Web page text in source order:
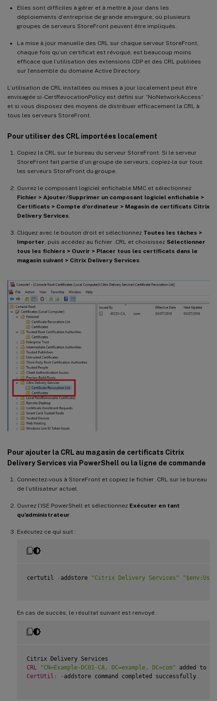
Elles sont difficiles à gérer et à mettre à jour dans les
déploiements d’entreprise de grande envergure, où plusieurs
groupes de serveurs StoreFront peuvent être impliqués.
La mise à jour manuelle des CRL sur chaque serveur StoreFront,
chaque fois qu’un certificat est révoqué, est beaucoup moins
efficace que l’utilisation des extensions CDP et des CRL publiées
sur l’ensemble du domaine Active Directory.
L’utilisation de CRL installées ou mises à jour localement peut être
envisagée si -CertRevocationPolicy est défini sur “NoNetworkAccess”
et si vous disposez des moyens de distribuer efficacement la CRL à
tous les serveurs StoreFront.
Pour utiliser des CRL importées localement
Copiez la CRL sur le bureau du serveur StoreFront. Si le serveur
StoreFront fait partie d’un groupe de serveurs, copiez-la sur tous
les serveurs StoreFront du groupe.
Ouvrez le composant logiciel enfichable MMC et sélectionnez
Fichier > Ajouter/Supprimer un composant logiciel enfichable >
Certificats > Compte d’ordinateur > Magasin de certificats Citrix
Delivery Services
Cliquez avec le bouton droit et sélectionnez Toutes les tâches >
Importer , puis accédez au fichier .CRL et choisissez Sélectionner
tous les fichiers > Ouvrir > Placer tous les certificats dans le
magasin suivant > Citrix Delivery Services
Pour ajouter la CRL au magasin de certificats Citrix
Delivery Services via PowerShell ou la ligne de commande
Connectez-vous à StoreFront et copiez le fichier .CRL sur le bureau
de l’utilisateur actuel.
Ouvrez l’ISE PowerShell et sélectionnez Exécuter en tant
qu’administrateur
Exécutez ce qui suit :
certutil - addstore "Citrix Delivery Services"
En cas de succès, le résultat suivant est renvoyé :
CRL
"CN=Example-DC01-CA, DC=example, DC=com" added to
CertUtil : - addstore command completed successfully .